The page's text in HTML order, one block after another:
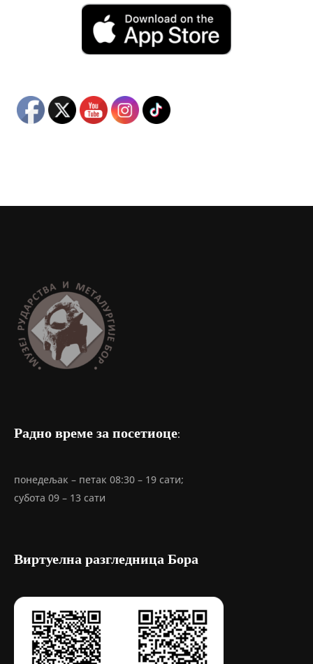
Радно време за посетиоце:
понедељак – петак 08:30 – 19 сати;
субота 09 – 13 сати
Виртуелна разгледница Бора